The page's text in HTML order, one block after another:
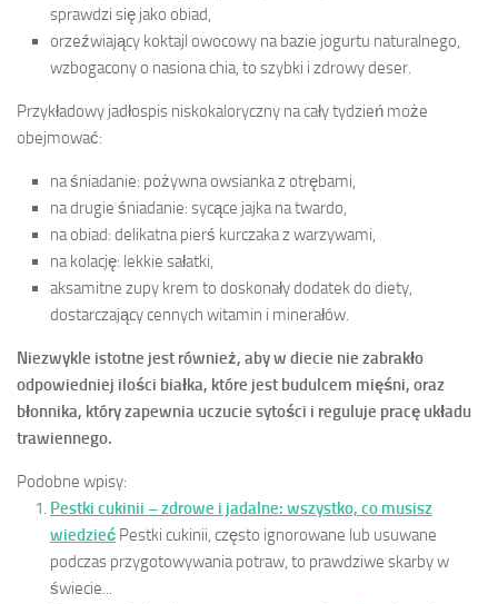
sprawdzi się jako obiad,
orzeźwiający koktajl owocowy na bazie jogurtu naturalnego,
wzbogacony o nasiona chia, to szybki i zdrowy deser.
Przykładowy jadłospis niskokaloryczny na cały tydzień może
obejmować:
na śniadanie: pożywna owsianka z otrębami,
na drugie śniadanie: sycące jajka na twardo,
na obiad: delikatna pierś kurczaka z warzywami,
na kolację: lekkie sałatki,
aksamitne zupy krem to doskonały dodatek do diety,
dostarczający cennych witamin i minerałów.
Niezwykle istotne jest również, aby w diecie nie zabrakło
odpowiedniej ilości białka, które jest budulcem mięśni, oraz
błonnika, który zapewnia uczucie sytości i reguluje pracę układu
trawiennego.
Podobne wpisy:
Pestki cukinii – zdrowe i jadalne: wszystko, co musisz
wiedzieć Pestki cukinii, często ignorowane lub usuwane
podczas przygotowywania potraw, to prawdziwe skarby w
świecie...